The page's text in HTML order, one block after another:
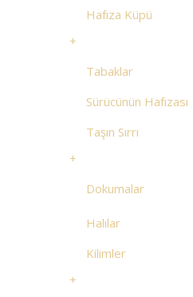
Hafıza Küpü
+
Tabaklar
Sürücünün Hafızası
Taşın Sırrı
+
Dokumalar
Halılar
Kilimler
+